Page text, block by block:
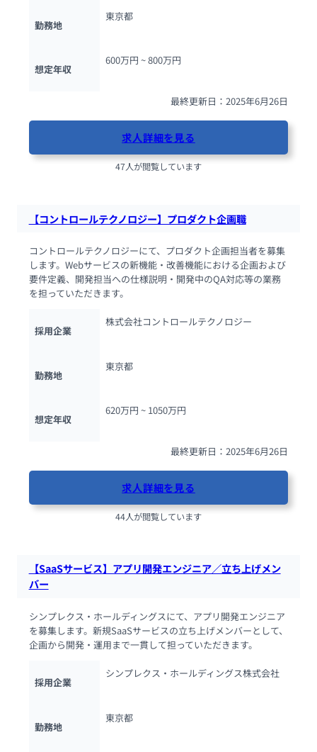
勤務地
東京都
想定年収
600万円 ~ 800万円
最終更新日：2025年6月26日
求人詳細を見る
47人が閲覧しています
【コントロールテクノロジー】プロダクト企画職
コントロールテクノロジーにて、プロダクト企画担当者を募集
します。Webサービスの新機能・改善機能における企画および
要件定義、開発担当への仕様説明・開発中のQA対応等の業務
を担っていただきます。
採用企業
株式会社コントロールテクノロジー
勤務地
東京都
想定年収
620万円 ~ 1050万円
最終更新日：2025年6月26日
求人詳細を見る
44人が閲覧しています
【SaaSサービス】アプリ開発エンジニア／立ち上げメン
バー
シンプレクス・ホールディングスにて、アプリ開発エンジニア
を募集します。新規SaaSサービスの立ち上げメンバーとして、
企画から開発・運用まで一貫して担っていただきます。
採用企業
シンプレクス・ホールディングス株式会社
勤務地
東京都